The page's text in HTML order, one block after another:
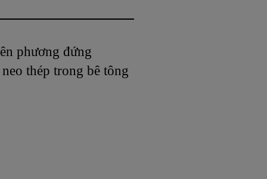
phương đứng
thép trong bê tông